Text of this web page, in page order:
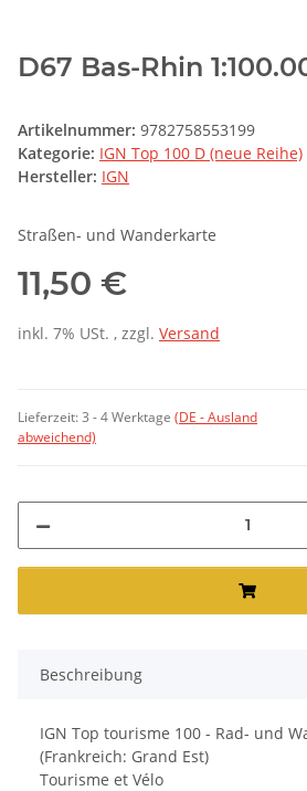
D67 Bas-Rhin
Artikelnummer: 9782758553199
Kategorie: IGN Top 100 D (neue Reihe)
Hersteller: IGN
Straßen- und Wanderkarte
11,50 €
inkl. 7% USt. , zzgl. Versand
Lieferzeit:3 - 4 Werktage (DE - Ausland
abweichend)
Beschreibung
IGN Top tourisme 100 - Rad- und
(Frankreich: Grand Est)
Tourisme et Vélo